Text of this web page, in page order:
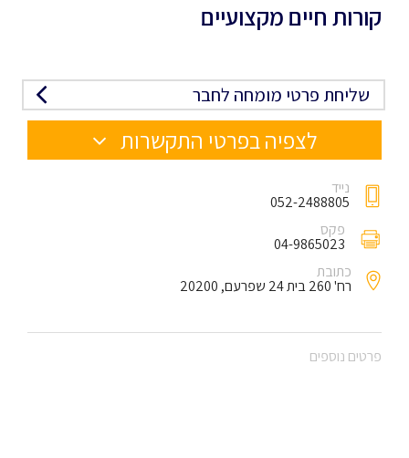
קורות חיים מקצועיים
שליחת פרטי מומחה לחבר
לצפיה בפרטי התקשרות
נייד
052-2488805
פקס
04-9865023
כתובת
רח' 260 בית 24 שפרעם, 20200
פרטים נוספים